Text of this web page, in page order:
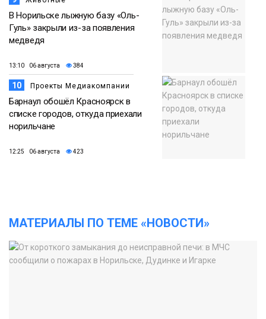
В Норильске лыжную базу «Оль-
Гуль» закрыли из-за появления
медведя
13:10 06 августа 384
10 Проекты Медиакомпании
Барнаул обошёл Красноярск в
списке городов, откуда приехали
норильчане
12:25 06 августа 423
МАТЕРИАЛЫ ПО ТЕМЕ «НОВОСТИ»